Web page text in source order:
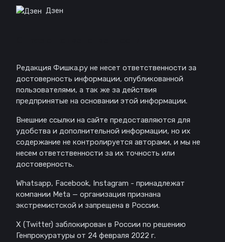
Дзен
Редакция Фишка.ру не несет ответственности за
достоверность информации, опубликованной
пользователями, а так же за действия
предпринятые на основании этой информации.
Внешние ссылки на сайте предоставляются для
удобства и дополнительной информации, но их
содержание не контролируется авторами, и мы не
несем ответственности за их точность или
достоверность.
Whatsapp, Facebook, Instagram - принадлежат
компании Meta — организация признана
экстремистской и запрещена в России.
X (Twitter) заблокирован в России по решению
Генпрокуратуры от 24 февраля 2022 г.